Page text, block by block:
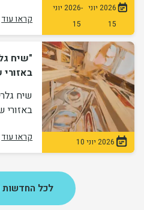
2026 יוני
15
-
2026 יוני
15
קראו עוד
2026 יוני 10
"שיח
באזורי
שיח
באזורי
קראו עוד
לכל החדשות